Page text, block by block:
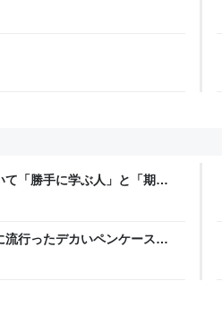
て「勝手に学ぶ人」と「期待
に共感が集まる
行ったデカいペンケースの